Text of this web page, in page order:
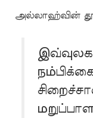
அல்லாஹ்வின்